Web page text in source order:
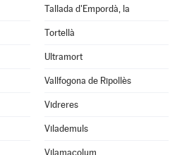
Tallada d'Empordà, la
Tortellà
Ultramort
Vallfogona de Ripollès
Vidreres
Vilademuls
Vilamacolum